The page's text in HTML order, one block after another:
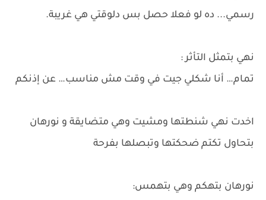
رسمي... ده لو فعلا حصل بس دلوقتي هي غريبة.
نهي بتمثل التأثر :
تمام… أنا شكلي جيت في وقت مش مناسب… عن إذنكم
اخدت نهي شنطتها ومشيت وهي متضايقة و نورهان
بتحاول تكتم ضحكتها وتبصلها بفرحة
نورهان بتهكم وهي بتهمس: